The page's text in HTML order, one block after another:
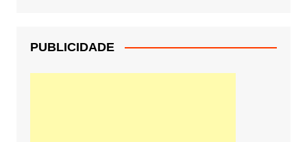
PUBLICIDADE